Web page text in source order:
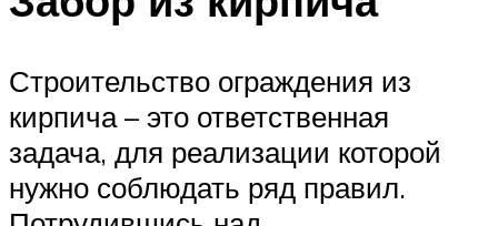
Строительство ограждения из
кирпича – это ответственная
задача, для реализации которой
нужно соблюдать ряд правил.